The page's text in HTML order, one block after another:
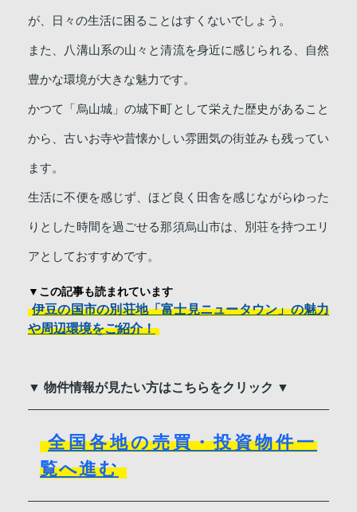
が、日々の生活に困ることはすくないでしょう。
また、八溝山系の山々と清流を身近に感じられる、自然
豊かな環境が大きな魅力です。
かつて「烏山城」の城下町として栄えた歴史があること
から、古いお寺や昔懐かしい雰囲気の街並みも残ってい
ます。
生活に不便を感じず、ほど良く田舎を感じながらゆった
りとした時間を過ごせる那須烏山市は、別荘を持つエリ
アとしておすすめです。
▼この記事も読まれています
伊豆の国市の別荘地「富士見ニュータウン」の魅力
や周辺環境をご紹介！
▼ 物件情報が見たい方はこちらをクリック ▼
全国各地の売買・投資物件一
覧へ進む